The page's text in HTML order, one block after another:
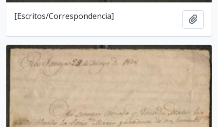
[Escritos/Correspondencia]